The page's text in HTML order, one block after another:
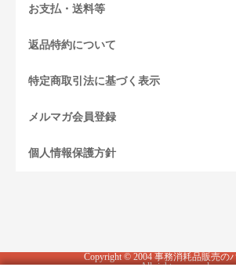
お支払・送料等
返品特約について
特定商取引法に基づく表示
メルマガ会員登録
個人情報保護方針
Copyright © 2004 事務消耗品販売の